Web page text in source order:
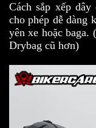
Cách sắp xếp
cho phép dễ dàng
yên xe hoặc
Drybag cũ hơn)